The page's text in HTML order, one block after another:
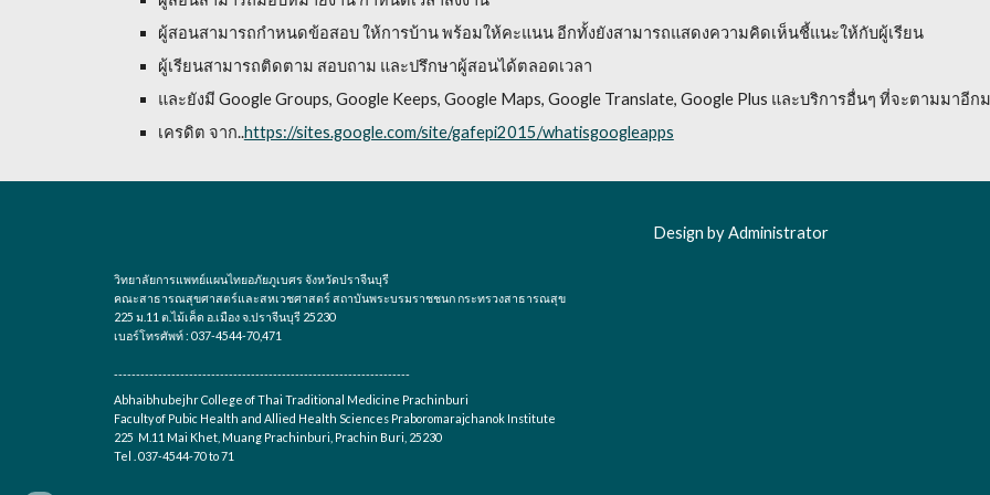
ผู้สอนสามารถกำหนดข้อสอบ ให้การบ้าน พร้อมให้คะแนน อีกทั้งยังสามารถแสดงความคิดเห็นชี้แนะให้กับผู้เรียน
ผู้เรียนสามารถติดตาม สอบถาม และปรึกษาผู้สอนได้ตลอดเวลา
และยังมี Google Groups, Google Keeps, Google Maps, Google Translate, Google Plus และบริการอื่นๆ ที่จะตามมาอีก
เครดิต จาก..https://sites.google.com/site/gafepi2015/whatisgoogleapps
Design by Administrator
วิทยาลัยการแพทย์แผนไทยอภัยภูเบศร จังหวัดปราจีนบุรี
คณะสาธารณสุขศาสตร์และสหเวชศาสตร์ สถาบันพระบรมราชชนก กระทรวงสาธารณสุข
225 ม.11 ต.ไม้เค็ด อ.เมือง จ.ปราจีนบุรี 25230
เบอร์โทรศัพท์ : 037-4544-70,471
-------------------------------------------------------------------
Abhaibhubejhr College of Thai Traditional Medicine Prachinburi
Faculty of Pubic Health and Allied Health Sciences Praboromarajchanok Institute
225 M.11 Mai Khet, Muang Prachinburi, Prachin Buri, 25230
Tel . 037-4544-70 to 71